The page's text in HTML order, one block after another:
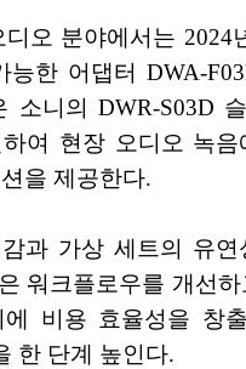
오 분야에서는 2024
한 어댑터 DWA-
소니의 DWR-S03D
여 현장 오디오 녹음
을 제공한다.
과 가상 세트의 유연
워크플로우를 개선
비용 효율성을 창
한 단계 높인다.